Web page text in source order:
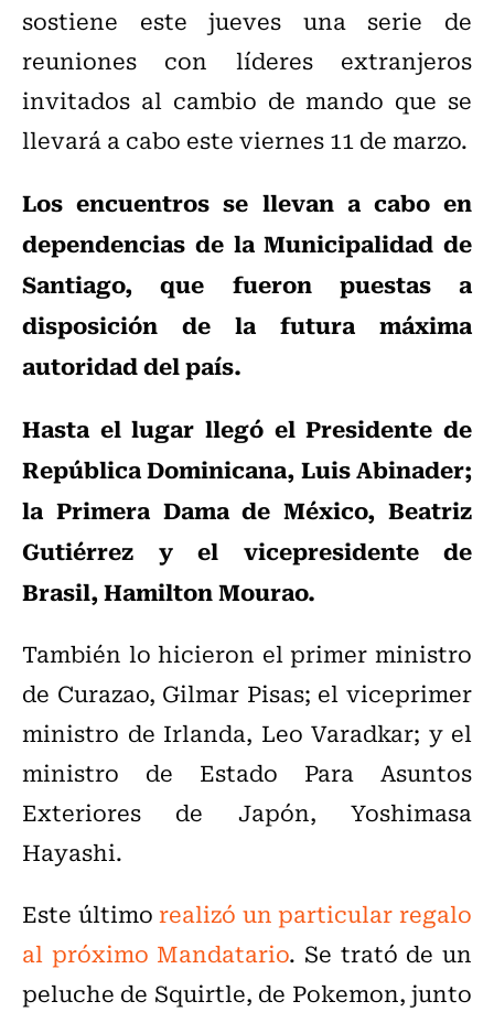
sostiene este jueves una serie de
reuniones con líderes extranjeros
invitados al cambio de mando que se
llevará a cabo este viernes 11 de marzo.
Los encuentros se llevan a cabo en
dependencias de la Municipalidad de
Santiago, que fueron puestas a
disposición de la futura máxima
autoridad del país.
Hasta el lugar llegó el Presidente de
República Dominicana, Luis Abinader;
la Primera Dama de México, Beatriz
Gutiérrez y el vicepresidente de
Brasil, Hamilton Mourao.
También lo hicieron el primer ministro
de Curazao, Gilmar Pisas; el viceprimer
ministro de Irlanda, Leo Varadkar; y el
ministro de Estado Para Asuntos
Exteriores de Japón, Yoshimasa
Hayashi.
Este últimorealizó un particular regalo
al próximo Mandatario. Se trató de un
peluche de Squirtle, de Pokemon, junto